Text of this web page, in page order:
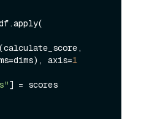
axis=1
] = scores